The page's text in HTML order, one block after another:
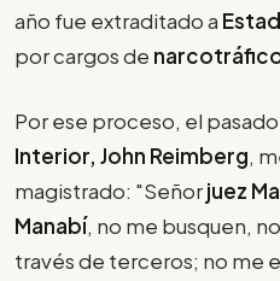
año fue extraditado a
por cargos de
Por ese proceso, el
Interior, John Reimberg,
magistrado: "Señorjuez
Manabí, no me busquen,
través de terceros; no me